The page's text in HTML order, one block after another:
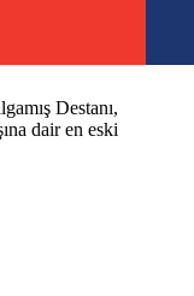
Destanı,
dair en eski